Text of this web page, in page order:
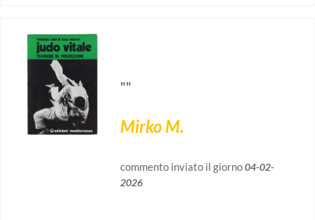
""
Mirko M.
commento inviato il giorno04-02-
2026